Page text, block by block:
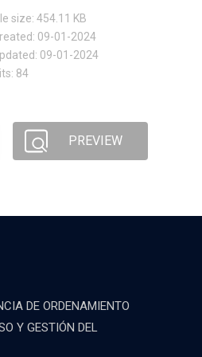
size: 454.11 KB
09-01-2024
09-01-2024
84
PREVIEW
DE ORDENAMIENTO
Y GESTIÓN DEL